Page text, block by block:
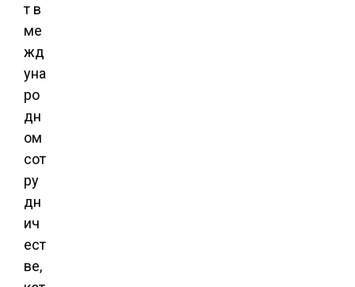
т в
ме
жд
уна
ро
дн
ом
сот
ру
дн
ич
ест
ве,